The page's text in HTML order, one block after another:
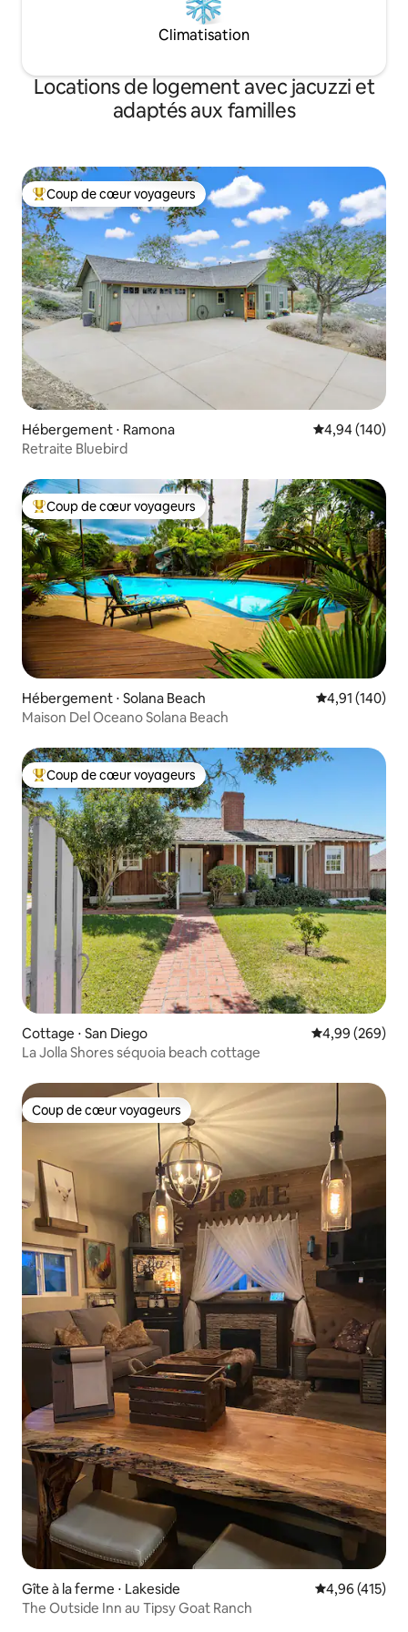
Climatisation
Locations de logement avec jacuzzi et
adaptés aux familles
Coups de cœur voyageurs les plus appréciés
Coup de cœur voyageurs
Hébergement ⋅ Ramona Évaluation
4,94 (140)
Retraite Bluebird
Coups de cœur voyageurs les plus appréciés
Coup de cœur voyageurs
Hébergement ⋅ Solana Beach Évaluation
4,91 (140)
Maison Del Oceano Solana Beach
Coups de cœur voyageurs les plus appréciés
Coup de cœur voyageurs
Cottage ⋅ San Diego Évaluation
4,99 (269)
La Jolla Shores séquoia beach cottage
Coup de cœur voyageurs
Coup de cœur voyageurs
Gîte à la ferme ⋅ Lakeside Évaluation
4,96 (415)
The Outside Inn au Tipsy Goat Ranch